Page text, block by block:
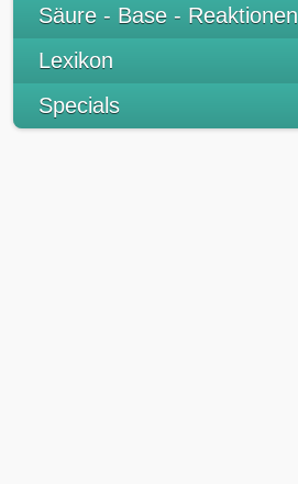
Säure - Base - Reaktionen
Lexikon
Specials